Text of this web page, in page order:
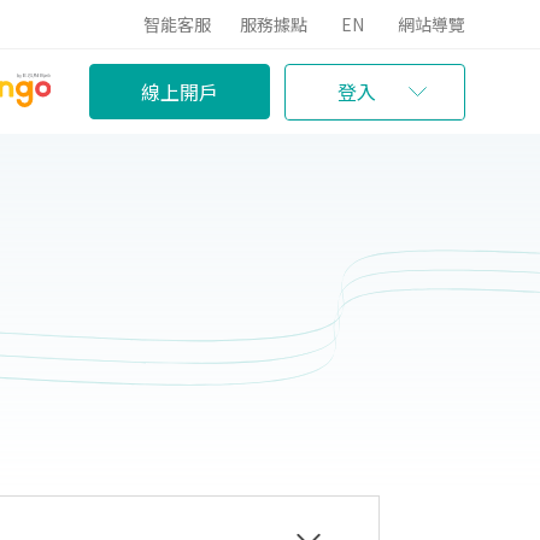
智能客服 服務據點 EN 網站導覽
線上開戶 登入